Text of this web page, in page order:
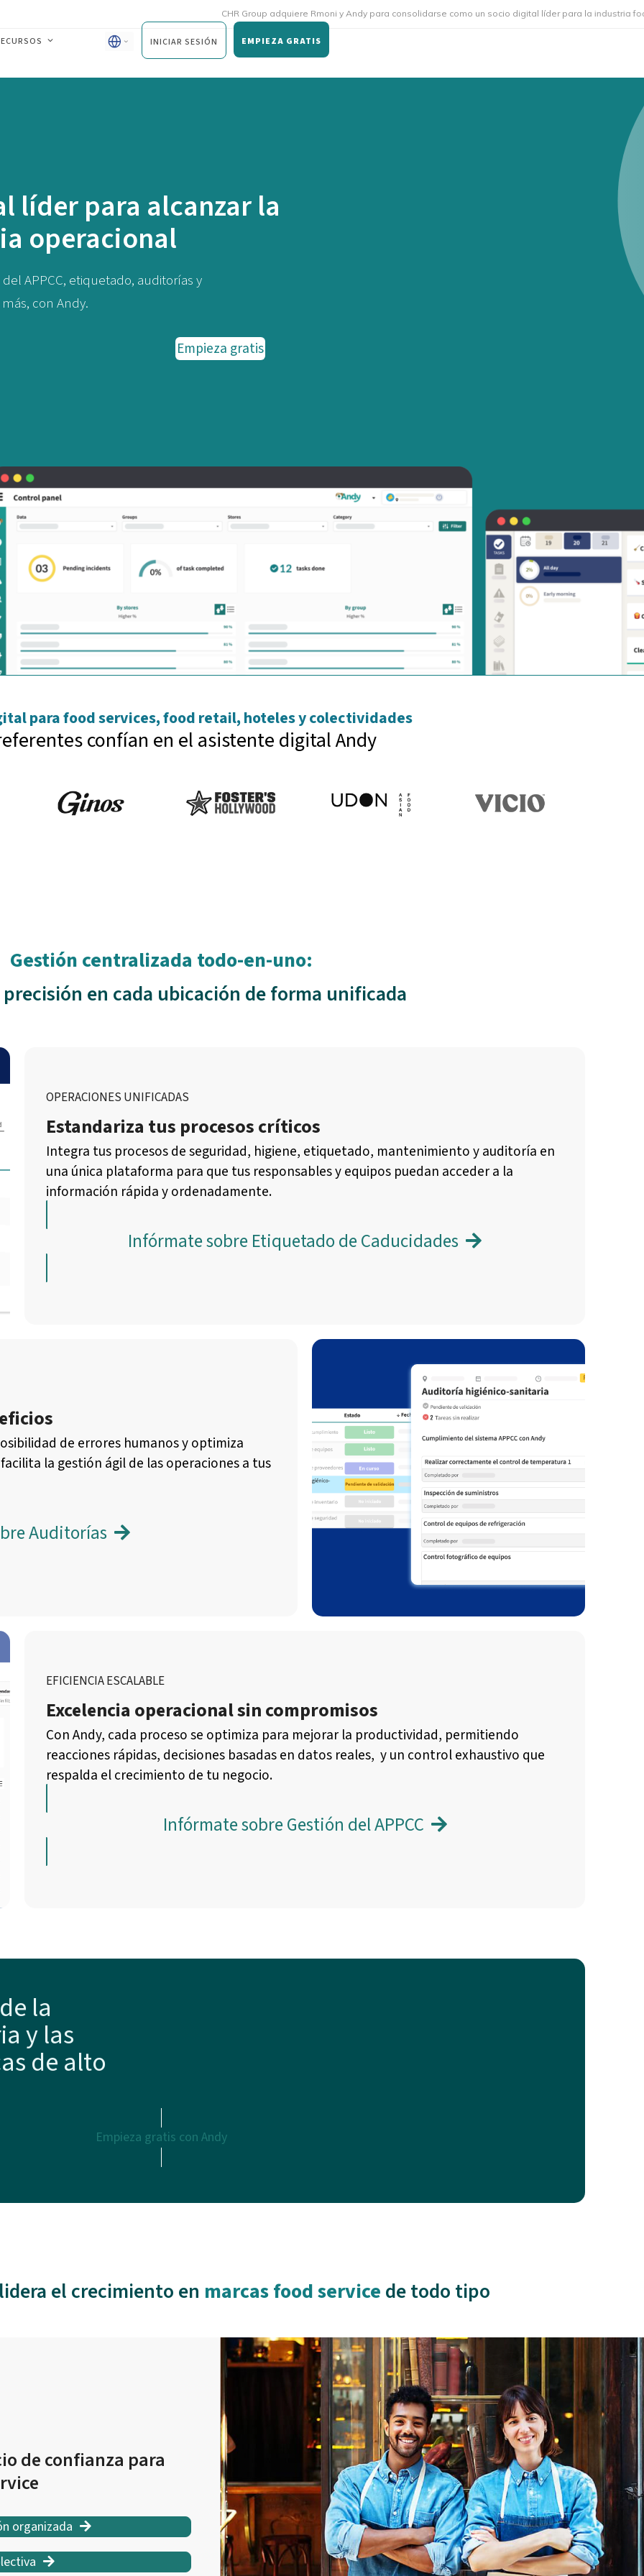
CHR Group adquiere Rmoni y Andy para consolidarse como un socio digital líder para la industria
INICIAR SESIÓN EMPIEZA GRATIS
líder para alcanzar la
operacional
APPCC, etiquetado, auditorías y
con Andy.
Empieza gratis
para food services, food retail, hoteles y colectividades
confían en el asistente digital Andy
Gestión centralizada todo-en-uno:
en cada ubicación de forma unificada
OPERACIONES UNIFICADAS
Estandariza tus procesos críticos
Integra tus procesos de seguridad, higiene, etiquetado, mantenimiento y auditoría en
una única plataforma para que tus responsables y equipos puedan acceder a la
información rápida y ordenadamente.
Infórmate sobre Etiquetado de Caducidades
de errores humanos y optimiza
la gestión ágil de las operaciones a tus
Auditorías
EFICIENCIA ESCALABLE
Excelencia operacional sin compromisos
Con Andy, cada proceso se optimiza para mejorar la productividad, permitiendo
reacciones rápidas, decisiones basadas en datos reales, y un control exhaustivo que
respalda el crecimiento de tu negocio.
Infórmate sobre Gestión del APPCC
la
y las
de alto
Empieza gratis con Andy
el crecimiento en marcas food service de todo tipo
de confianza para
organizada